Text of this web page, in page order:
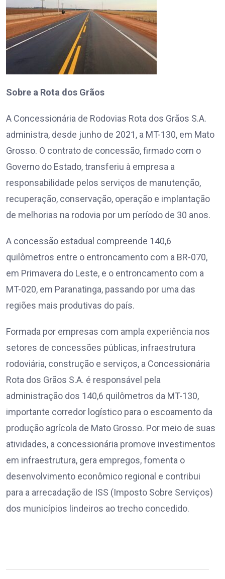
Sobre a Rota dos Grãos
A Concessionária de Rodovias Rota dos Grãos S.A.
administra, desde junho de 2021, a MT-130, em Mato
Grosso. O contrato de concessão, firmado com o
Governo do Estado, transferiu à empresa a
responsabilidade pelos serviços de manutenção,
recuperação, conservação, operação e implantação
de melhorias na rodovia por um período de 30 anos.
A concessão estadual compreende 140,6
quilômetros entre o entroncamento com a BR-070,
em Primavera do Leste, e o entroncamento com a
MT-020, em Paranatinga, passando por uma das
regiões mais produtivas do país.
Formada por empresas com ampla experiência nos
setores de concessões públicas, infraestrutura
rodoviária, construção e serviços, a Concessionária
Rota dos Grãos S.A. é responsável pela
administração dos 140,6 quilômetros da MT-130,
importante corredor logístico para o escoamento da
produção agrícola de Mato Grosso. Por meio de suas
atividades, a concessionária promove investimentos
em infraestrutura, gera empregos, fomenta o
desenvolvimento econômico regional e contribui
para a arrecadação de ISS (Imposto Sobre Serviços)
dos municípios lindeiros ao trecho concedido.